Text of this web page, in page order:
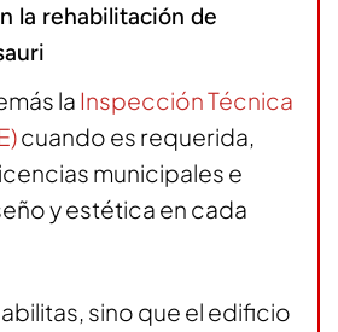
la rehabilitación de
la Inspección Técnica
cuando es requerida,
municipales e
y estética en cada
sino que el edificio